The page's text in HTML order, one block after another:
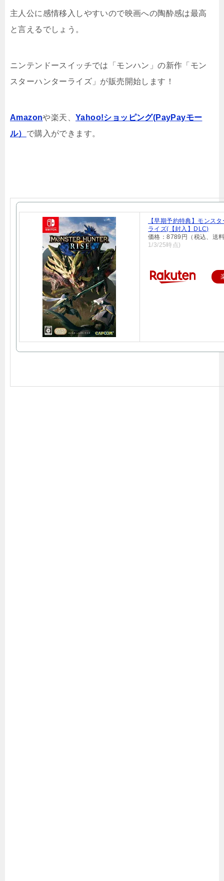
主人公に感情移入しやすいので映画への陶酔感は最高
と言えるでしょう。
ニンテンドースイッチでは「モンハン」の新作「モン
スターハンターライズ」が販売開始します！
Amazonや楽天、Yahoo!ショッピング(PayPayモー
ル） で購入ができます。
【早期予約特典】モンス
ライズ(【封入】DLC)
価格：8789円（税込、送
1/3/25時点)